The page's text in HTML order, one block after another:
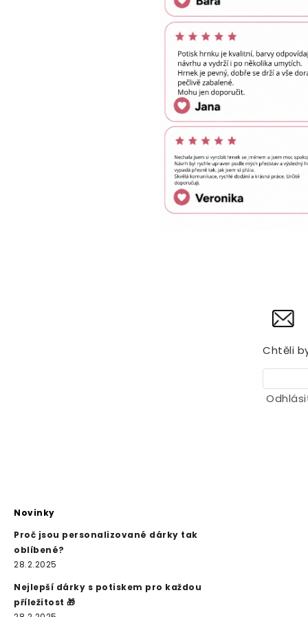
Chtěli
Novinky
Proč jsou personalizované dárky tak
oblíbené?
28.2.2025
Nejlepší dárky s potiskem pro každou
příležitost 🎁